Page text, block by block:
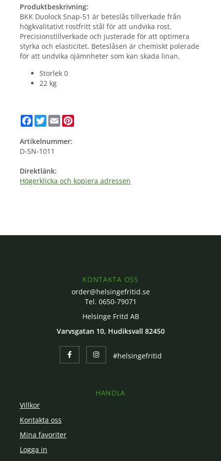
Produktbeskrivning:
BKK Duolock Snap-51 är beteslås tillverkade från
högkvalitativt rostfritt stål för att undvika rost.
Precisionstillverkade och justerade för att optimera
styrka och elasticitet. Beteslåsen är chemiskt polerade
för att undvika ojämnheter som kan skada linan.
Storlek 0
22 kg
Facebook
Twitter
Email
Artikelnummer:
D-SN-1011
Direktlänk:
Högerklicka och kopiera adressen
KONTAKTA OSS
order@helsingefritid.se
Tel. 0650-79071
Helsinge Fritd AB
Varvsgatan 10, Hudiksvall 82450
#helsingefritid
HANDLA
Villkor
Kontakta oss
Mina favoriter
Logga in